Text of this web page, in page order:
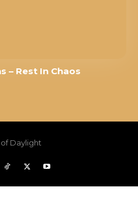
– Rest In Chaos
Daylight